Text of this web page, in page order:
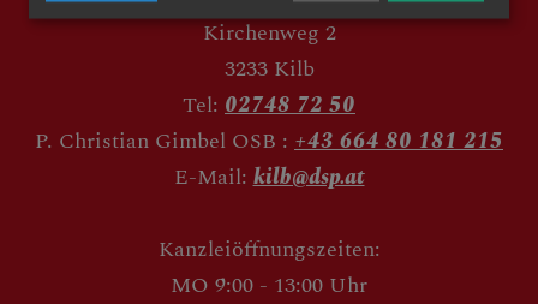
Kirchenweg 2
3233 Kilb
Tel: 02748 72 50
P. Christian Gimbel OSB : +43 664 80 181 215
E-Mail:kilb@dsp.at
Kanzleiöffnungszeiten:
MO 9:00 - 13:00 Uhr